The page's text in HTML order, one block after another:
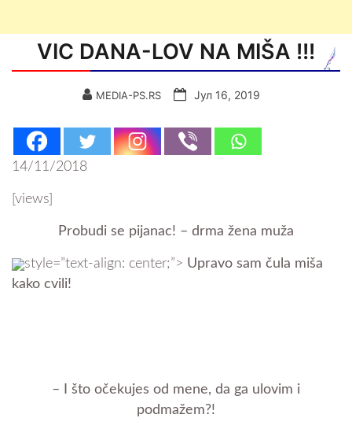
VIC DANA-LOV NA MIŠA !!!
MEDIA-PS.RS Јул 16, 2019
14/11/2018
[views]
Probudi se pijanac! – drma žena muža
style=”text-align: center;”> Upravo sam čula miša
kako cvili!
– I što očekujes od mene, da ga ulovim i
podmažem?!